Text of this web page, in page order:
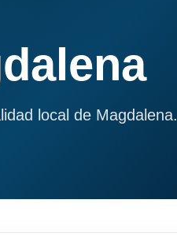
local de Magdalena.